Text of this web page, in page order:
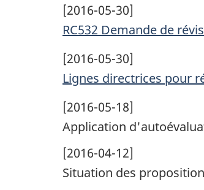
[2016-05-30]
RC532 Demande de
[2016-05-30]
Lignes directrices pour
[2016-05-18]
Application
[2016-04-12]
Situation des